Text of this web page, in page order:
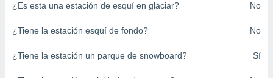
¿Es esta una estación de esquí en glaciar? No
¿Tiene la estación esquí de fondo? No
¿Tiene la estación un parque de snowboard? Sí